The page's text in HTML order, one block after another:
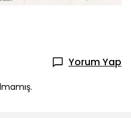
Yorum Yap